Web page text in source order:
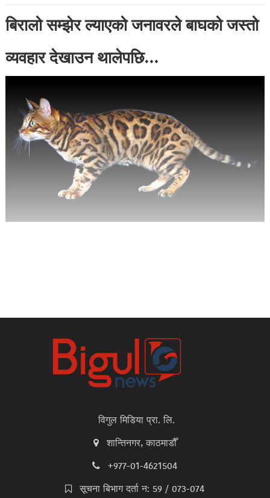
बिरालो सम्झेर ल्याएको जनावरले बाघको जस्तो
व्यवहार देखाउन थालेपछि…
विगुल मिडिया प्रा. लि.
शान्तिनगर, काठमाडौँ
+977-01-4621504
सूचना बिभाग दर्ता न: 59 / 073-074